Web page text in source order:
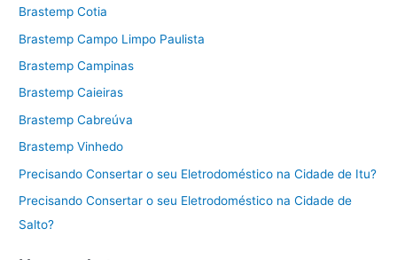
Brastemp Cotia
Brastemp Campo Limpo Paulista
Brastemp Campinas
Brastemp Caieiras
Brastemp Cabreúva
Brastemp Vinhedo
Precisando Consertar o seu Eletrodoméstico na Cidade de Itu?
Precisando Consertar o seu Eletrodoméstico na Cidade de
Salto?